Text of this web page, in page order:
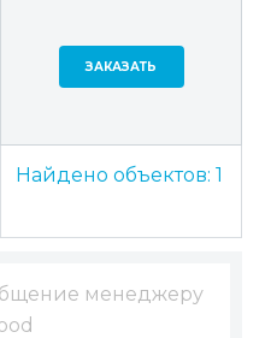
ЗАКАЗАТЬ
Найдено объектов: 1